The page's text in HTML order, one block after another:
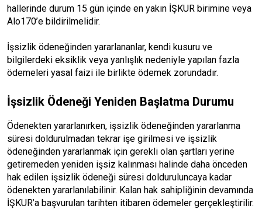
hallerinde durum 15 gün içinde en yakın İŞKUR birimine veya
Alo170’e bildirilmelidir.
İşsizlik ödeneğinden yararlananlar, kendi kusuru ve
bilgilerdeki eksiklik veya yanlışlık nedeniyle yapılan fazla
ödemeleri yasal faizi ile birlikte ödemek zorundadır.
İşsizlik Ödeneği Yeniden Başlatma Durumu
Ödenekten yararlanırken, işsizlik ödeneğinden yararlanma
süresi doldurulmadan tekrar işe girilmesi ve işsizlik
ödeneğinden yararlanmak için gerekli olan şartları yerine
getiremeden yeniden işsiz kalınması halinde daha önceden
hak edilen işsizlik ödeneği süresi dolduruluncaya kadar
ödenekten yararlanılabilinir. Kalan hak sahipliğinin devamında
İŞKUR’a başvurulan tarihten itibaren ödemeler gerçekleştirilir.